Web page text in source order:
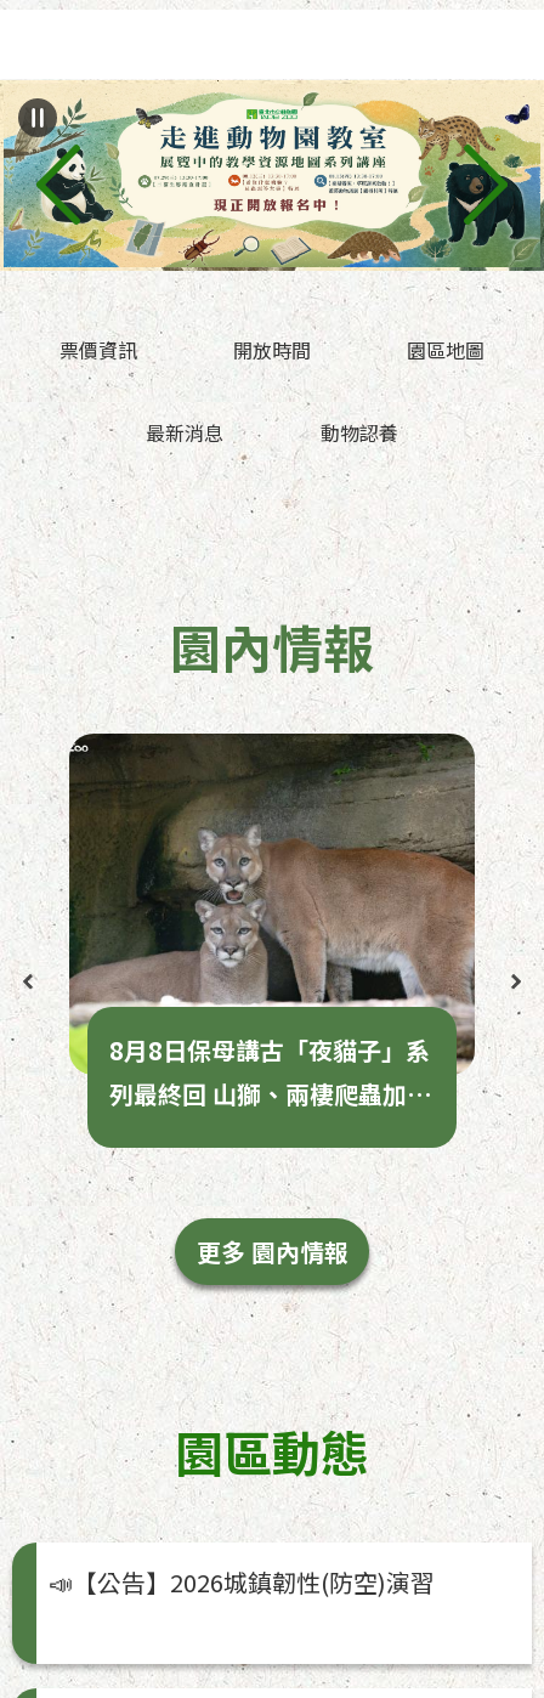
票價資訊 開放時間 園區地圖
最新消息 動物認養
園內情報
8月8日保母講古「夜貓子」系
列最終回 山獅、兩棲爬蟲加碼
更多 園內情報
園區動態
📣【公告】2026城鎮韌性(防空)演習